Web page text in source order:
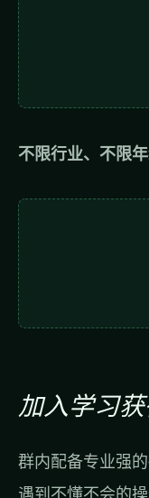
不限行业、不限
加入学习
群内配备专业强的